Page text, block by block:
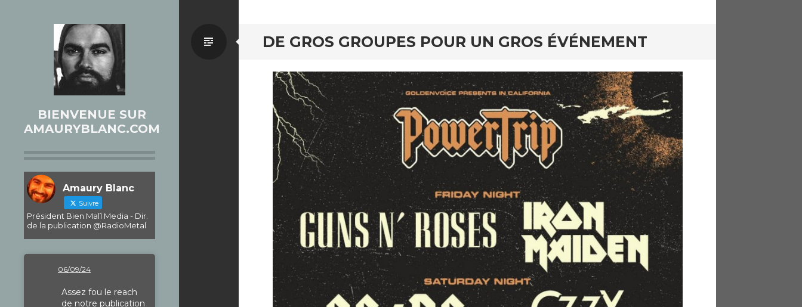
BIENVENUE SUR
AMAURYBLANC.COM
Amaury Blanc
Suivre
Président Bien Mal1 Media - Dir.
de la publication @RadioMetal
06/09/24
Assez fou le reach
de notre publication
DE GROS GROUPES POUR UN GROS ÉVÉNEMENT
Par